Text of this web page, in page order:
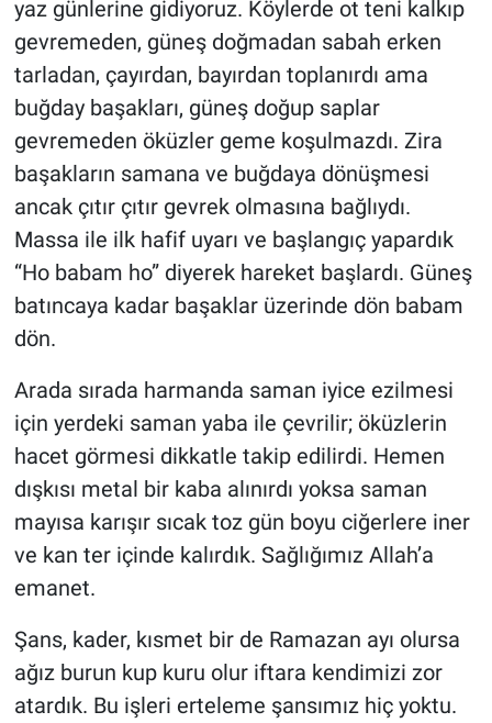
yaz günlerine gidiyoruz. Köylerde ot teni kalkıp
gevremeden, güneş doğmadan sabah erken
tarladan, çayırdan, bayırdan toplanırdı ama
buğday başakları, güneş doğup saplar
gevremeden öküzler geme koşulmazdı. Zira
başakların samana ve buğdaya dönüşmesi
ancak çıtır çıtır gevrek olmasına bağlıydı.
Massa ile ilk hafif uyarı ve başlangıç yapardık
“Ho babam ho” diyerek hareket başlardı. Güneş
batıncaya kadar başaklar üzerinde dön babam
dön.
Arada sırada harmanda saman iyice ezilmesi
için yerdeki saman yaba ile çevrilir; öküzlerin
hacet görmesi dikkatle takip edilirdi. Hemen
dışkısı metal bir kaba alınırdı yoksa saman
mayısa karışır sıcak toz gün boyu ciğerlere iner
ve kan ter içinde kalırdık. Sağlığımız Allah’a
emanet.
Şans, kader, kısmet bir de Ramazan ayı olursa
ağız burun kup kuru olur iftara kendimizi zor
atardık. Bu işleri erteleme şansımız hiç yoktu.